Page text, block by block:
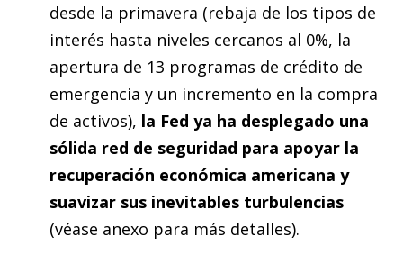
desde la primavera (rebaja de los tipos de
interés hasta niveles cercanos al 0%, la
apertura de 13 programas de crédito de
emergencia y un incremento en la compra
de activos), la Fed ya ha desplegado una
sólida red de seguridad para apoyar la
recuperación económica americana y
suavizar sus inevitables turbulencias
(véase anexo para más detalles).